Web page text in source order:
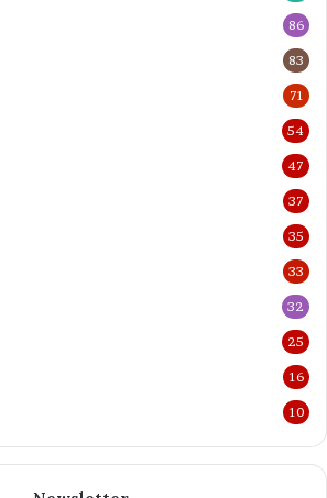
86
83
71
54
47
37
35
33
32
25
16
10